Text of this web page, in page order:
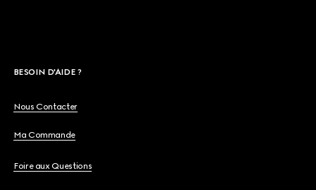
BESOIN D'AIDE ?
Nous Contacter
Ma Commande
Foire aux Questions